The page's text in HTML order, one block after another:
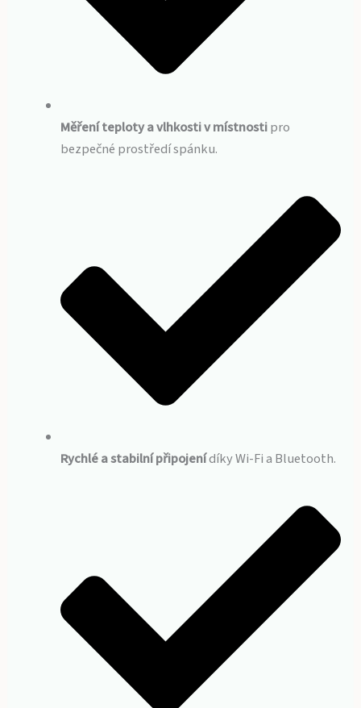
Měření teploty a vlhkosti v místnostipro
bezpečné prostředí spánku.
Rychlé a stabilní připojenídíky Wi-Fi a Bluetooth.